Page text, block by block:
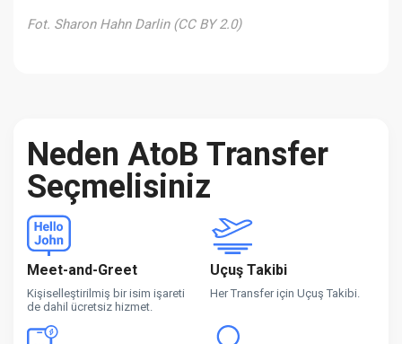
Fot. Sharon Hahn Darlin (CC BY 2.0)
Neden AtoB Transfer
Seçmelisiniz
Meet-and-Greet
Kişiselleştirilmiş bir isim işareti
de dahil ücretsiz hizmet.
Uçuş Takibi
Her Transfer için Uçuş Takibi.